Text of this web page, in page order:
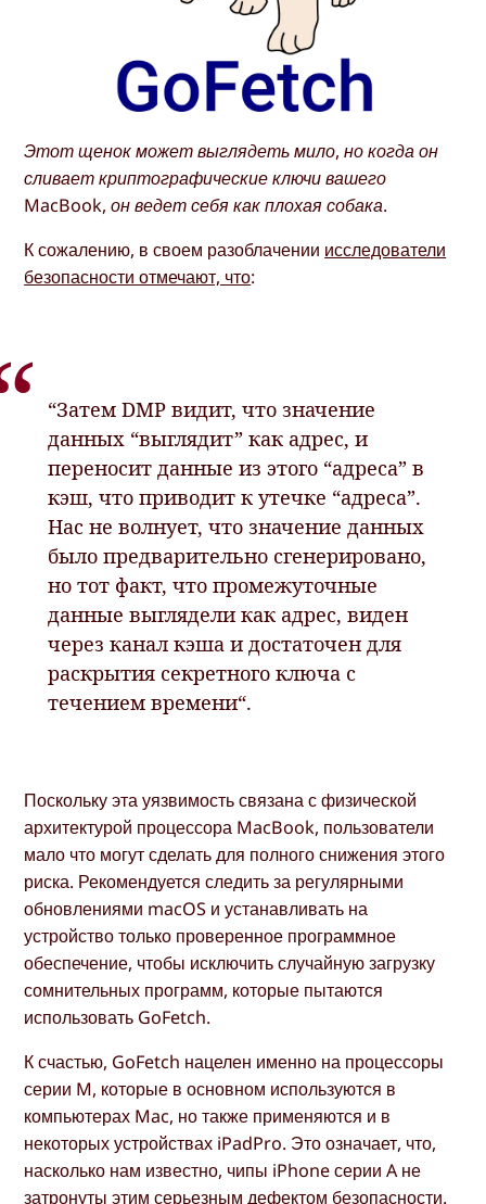
Этот щенок может выглядеть мило, но когда он
сливает криптографические ключи вашего
MacBook, он ведет себя как плохая собака.
К сожалению, в своем разоблачении исследователи
безопасности отмечают, что:
“Затем DMP видит, что значение
данных “выглядит” как адрес, и
переносит данные из этого “адреса” в
кэш, что приводит к утечке “адреса”.
Нас не волнует, что значение данных
было предварительно сгенерировано,
но тот факт, что промежуточные
данные выглядели как адрес, виден
через канал кэша и достаточен для
раскрытия секретного ключа с
течением времени“.
Поскольку эта уязвимость связана с физической
архитектурой процессора MacBook, пользователи
мало что могут сделать для полного снижения этого
риска. Рекомендуется следить за регулярными
обновлениями macOS и устанавливать на
устройство только проверенное программное
обеспечение, чтобы исключить случайную загрузку
сомнительных программ, которые пытаются
использовать GoFetch.
К счастью, GoFetch нацелен именно на процессоры
серии M, которые в основном используются в
компьютерах Mac, но также применяются и в
некоторых устройствах iPadPro. Это означает, что,
насколько нам известно, чипы iPhone серии A не
затронуты этим серьезным дефектом безопасности.